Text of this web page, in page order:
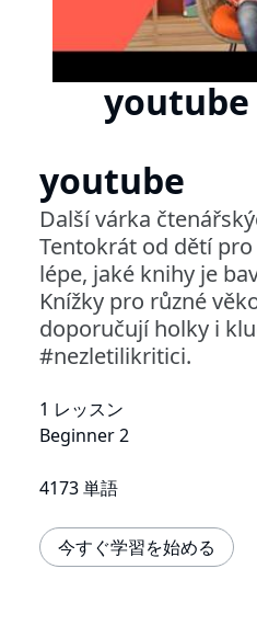
youtube
youtube
Další várka
Tentokrát od dětí
lépe, jaké knihy je
Knížky pro různé
doporučují holky i
#nezletilikritici.
1 レッスン
Beginner 2
4173 単語
今すぐ学習を始める